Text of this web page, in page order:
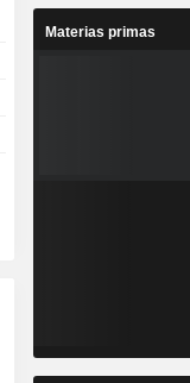
Materias primas